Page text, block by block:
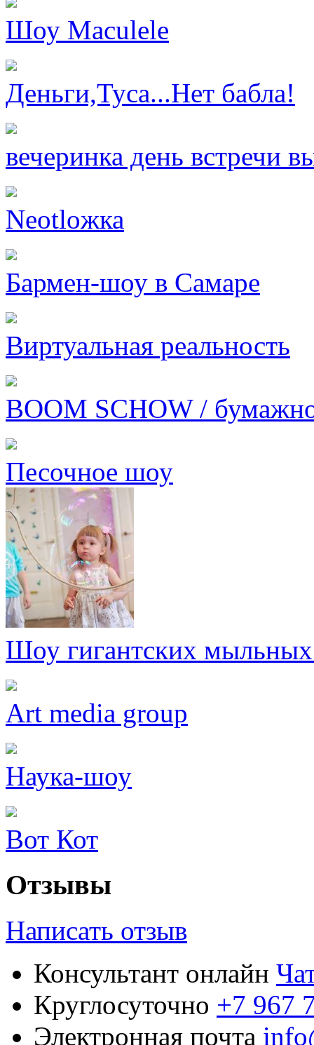
Шоу Maculele
Деньги,Туса...Нет бабла!
вечеринка день встречи
Neotloжка
Бармен-шоу в Самаре
Виртуальная реальность
BOOM SCHOW /
Песочное шоу
Шоу гигантских
Art media group
Наука-шоу
Вот Кот
Отзывы
Написать отзыв
Консультант онлайн
Круглосуточно +7 967
Электронная почта